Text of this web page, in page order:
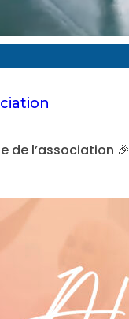
de l’association 🎉